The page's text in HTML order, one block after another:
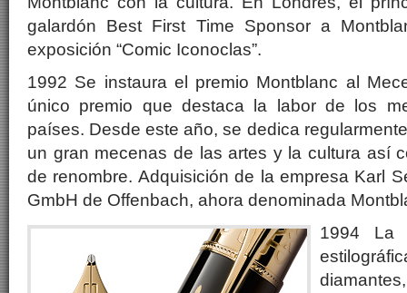
galardón Best First Time Sponsor a
exposición “Comic Iconoclas”.
1992 Se instaura el premio Montblanc al
único premio que destaca la labor de los
países. Desde este año, se dedica
un gran mecenas de las artes y la cultura así
de renombre. Adquisición de la empresa Karl
GmbH de Offenbach, ahora denominada
1994 La